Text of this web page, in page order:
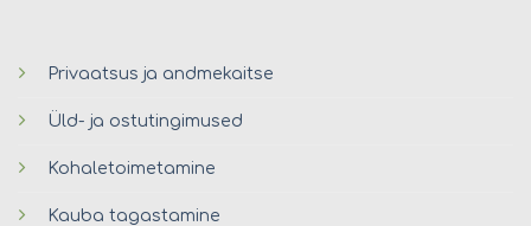
Privaatsus ja andmekaitse
Üld- ja ostutingimused
Kohaletoimetamine
Kauba tagastamine